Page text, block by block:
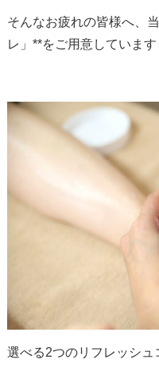
そんなお疲れの皆様へ、
レ」**をご用意しています
選べる2つのリフレッシュ